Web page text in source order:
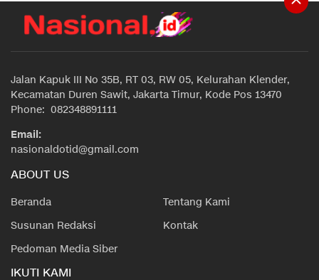
Jalan Kapuk III No 35B, RT 03, RW 05, Kelurahan Klender,
Kecamatan Duren Sawit, Jakarta Timur, Kode Pos 13470
Phone: 082348891111
Email:
nasionaldotid@gmail.com
ABOUT US
Beranda
Tentang Kami
Susunan Redaksi
Kontak
Pedoman Media Siber
IKUTI KAMI